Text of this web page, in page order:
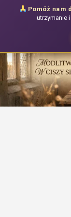
do
treści
Pomóż nam
utrzymanie